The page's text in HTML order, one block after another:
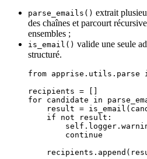
parse_emails() extrait
des chaînes et parcourt
ensembles ;
is_email() valide une seule
structuré.
from apprise.utils.parse
recipients =
for candidate in
result = is_email (
if
not result:
self .logger.
continue
recipients. append (